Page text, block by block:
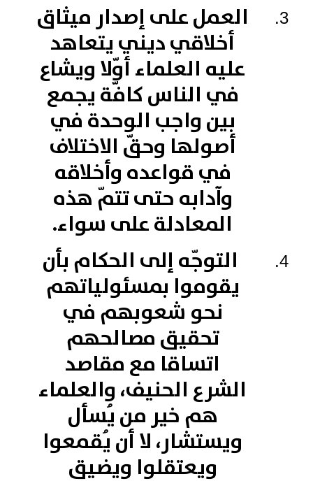
العمل على إصدار ميثاق
أخلاقي ديني يتعاهد
عليه العلماء أوّلا ويشاع
في الناس كافّة يجمع
بين واجب الوحدة في
أصولها وحقّ الاختلاف
في قواعده وأخلاقه
وآدابه حتى تتمّ هذه
المعادلة على سواء.
التوجّه إلى الحكام بأن
يقوموا بمسئولياتهم
نحو شعوبهم في
تحقيق مصالحهم
اتساقا مع مقاصد
الشرع الحنيف، والعلماء
هم خير من يُسأل
ويستشار، لا أن يُقمعوا
ويعتقلوا ويضيق